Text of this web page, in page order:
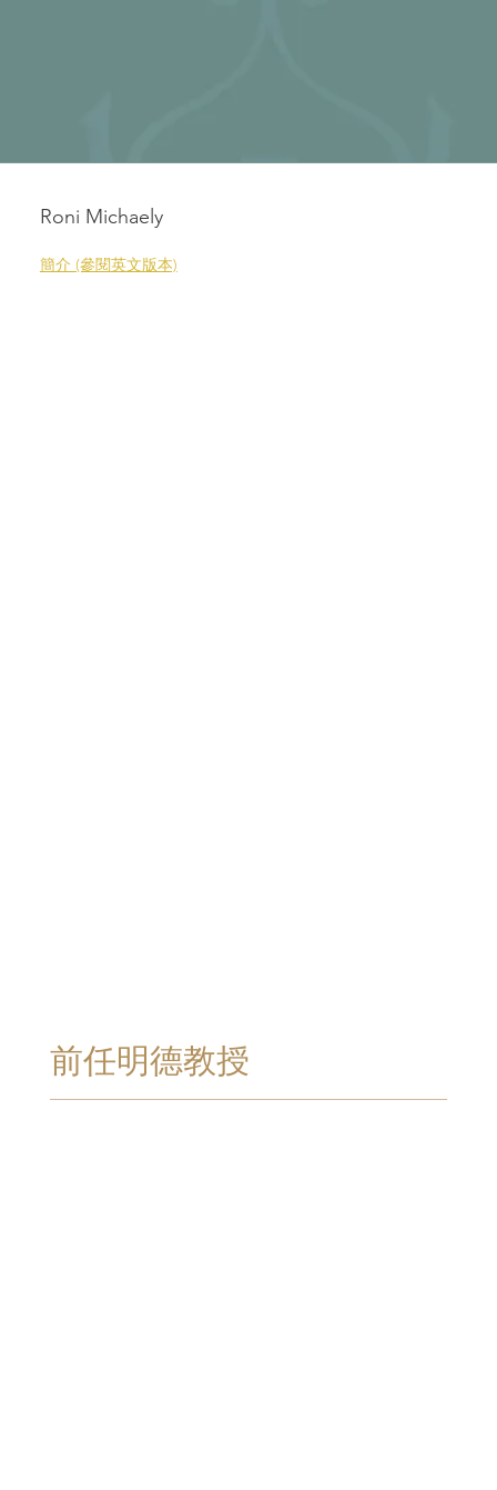
簡介 (參閱英文版本)
Roni Michaely
前任明德教授